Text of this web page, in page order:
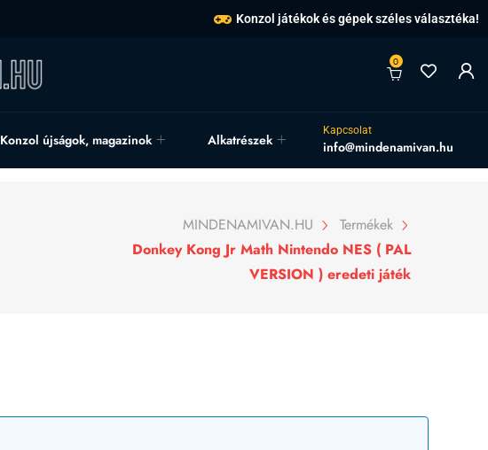
Konzol játékok és gépek széles választéka!
0
Konzol újságok, magazinok Alkatrészek
Kapcsolat
info@mindenamivan.hu
MINDENAMIVAN.HU
Termékek
Donkey Kong Jr Math Nintendo NES ( PAL
VERSION ) eredeti játék